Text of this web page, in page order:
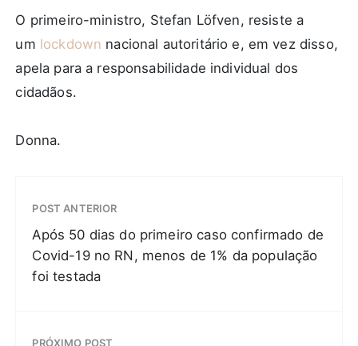
O primeiro-ministro, Stefan Löfven, resiste a
um lockdown nacional autoritário e, em vez disso,
apela para a responsabilidade individual dos
cidadãos.
Donna.
POST ANTERIOR
Após 50 dias do primeiro caso confirmado de
Covid-19 no RN, menos de 1% da população
foi testada
PRÓXIMO POST